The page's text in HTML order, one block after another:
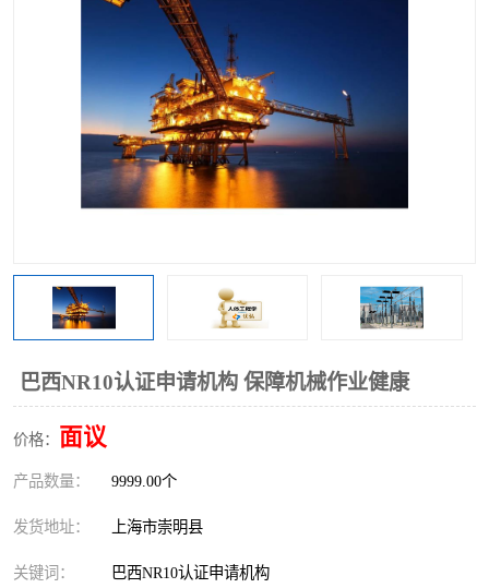
巴西NR10认证申请机构 保障机械作业健康
价格： 面议
产品数量： 9999.00个
发货地址： 上海市崇明县
关键词： 巴西NR10认证申请机构